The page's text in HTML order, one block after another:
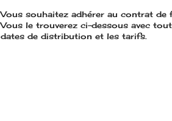
Vous souhaitez adhérer au contrat de
Vous le trouverez ci-dessous avec
dates de distribution et les tarifs.